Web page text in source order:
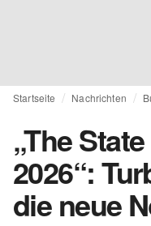
Startseite Nachrichten
„The
2026“:
die neue